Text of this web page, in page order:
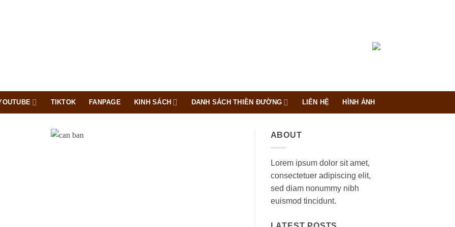
TIKTOK FANPAGE KINH SÁCH DANH SÁCH THIỀN ĐƯỜNG LIÊN HỆ HÌNH ẢNH
ABOUT
Lorem ipsum dolor sit amet,
consectetuer adipiscing elit,
sed diam nonummy nibh
euismod tincidunt.